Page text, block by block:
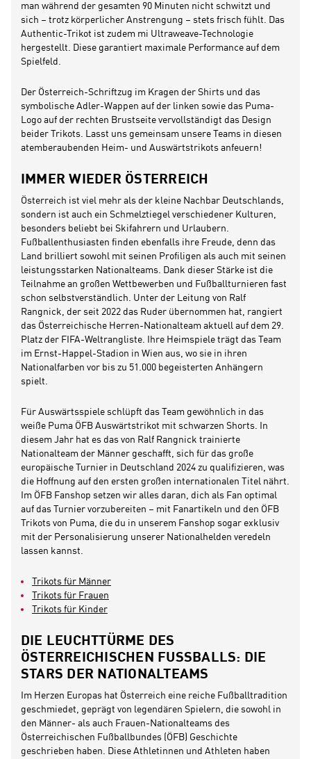
man während der gesamten 90 Minuten nicht schwitzt und
sich – trotz körperlicher Anstrengung – stets frisch fühlt. Das
Authentic-Trikot ist zudem mi Ultraweave-Technologie
hergestellt. Diese garantiert maximale Performance auf dem
Spielfeld.
Der Österreich-Schriftzug im Kragen der Shirts und das
symbolische Adler-Wappen auf der linken sowie das Puma-
Logo auf der rechten Brustseite vervollständigt das Design
beider Trikots. Lasst uns gemeinsam unsere Teams in diesen
atemberaubenden Heim- und Auswärtstrikots anfeuern!
IMMER WIEDER ÖSTERREICH
Österreich ist viel mehr als der kleine Nachbar Deutschlands,
sondern ist auch ein Schmelztiegel verschiedener Kulturen,
besonders beliebt bei Skifahrern und Urlaubern.
Fußballenthusiasten finden ebenfalls ihre Freude, denn das
Land brilliert sowohl mit seinen Profiligen als auch mit seinen
leistungsstarken Nationalteams. Dank dieser Stärke ist die
Teilnahme an großen Wettbewerben und Fußballturnieren fast
schon selbstverständlich. Unter der Leitung von Ralf
Rangnick, der seit 2022 das Ruder übernommen hat, rangiert
das Österreichische Herren-Nationalteam aktuell auf dem 29.
Platz der FIFA-Weltrangliste. Ihre Heimspiele trägt das Team
im Ernst-Happel-Stadion in Wien aus, wo sie in ihren
Nationalfarben vor bis zu 51.000 begeisterten Anhängern
spielt.
Für Auswärtsspiele schlüpft das Team gewöhnlich in das
weiße Puma ÖFB Auswärtstrikot mit schwarzen Shorts. In
diesem Jahr hat es das von Ralf Rangnick trainierte
Nationalteam der Männer geschafft, sich für das große
europäische Turnier in Deutschland 2024 zu qualifizieren, was
die Hoffnung auf den ersten großen internationalen Titel nährt.
Im ÖFB Fanshop setzen wir alles daran, dich als Fan optimal
auf das Turnier vorzubereiten – mit Fanartikeln und den ÖFB
Trikots von Puma, die du in unserem Fanshop sogar exklusiv
mit der Personalisierung unserer Nationalhelden veredeln
lassen kannst.
Trikots für Männer
Trikots für Frauen
Trikots für Kinder
DIE LEUCHTTÜRME DES
ÖSTERREICHISCHEN FUSSBALLS: DIE S
TARS DER NATIONALTEAMS
Im Herzen Europas hat Österreich eine reiche Fußballtradition
geschmiedet, geprägt von legendären Spielern, die sowohl in
den Männer- als auch Frauen-Nationalteams des
Österreichischen Fußballbundes (ÖFB) Geschichte
geschrieben haben. Diese Athletinnen und Athleten haben